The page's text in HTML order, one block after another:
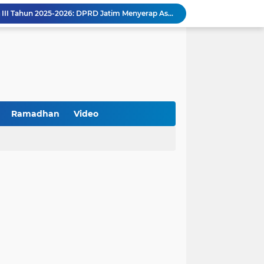
Reses Masa Persidangan III Tahun 2025-2026: DPRD Jatim Menyerap Aspirasi Mengawal Pembangunan Jawa Timur
Kemenkop Tekankan Peran Strategis Manajer dalam Menentukan Keberhasilan KDKMP
Pengemudi Ditangkap
Jakarta Raih Digital Excellence Awards 2026
Ramadhan Video